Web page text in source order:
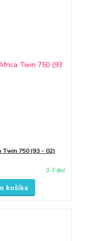
Twin 750 (93 - 02)
3-7 dní
košíka